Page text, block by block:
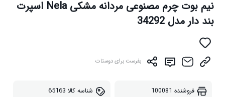
نیم بوت چرم مصنوعی مردانه مشکی Nela اسپرت
بند دار مدل 34292
بفرست برای دوستات
فروشنده 100081 شناسه کالا 65163